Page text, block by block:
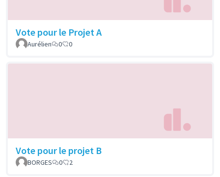
Vote pour le Projet A
Aurélien 0 0
Vote pour le projet B
BORGES 0 2